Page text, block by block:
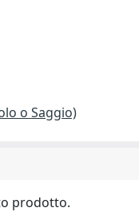
o Saggio)
prodotto.